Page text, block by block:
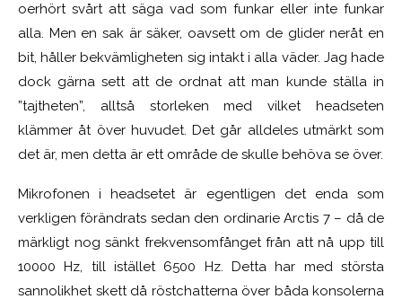
oerhört svårt att säga vad som funkar eller inte funkar
alla. Men en sak är säker, oavsett om de glider neråt en
bit, håller bekvämligheten sig intakt i alla väder. Jag hade
dock gärna sett att de ordnat att man kunde ställa in
”tajtheten”, alltså storleken med vilket headseten
klämmer åt över huvudet. Det går alldeles utmärkt som
det är, men detta är ett område de skulle behöva se över.
Mikrofonen i headsetet är egentligen det enda som
verkligen förändrats sedan den ordinarie Arctis 7 – då de
märkligt nog sänkt frekvensomfånget från att nå upp till
10000 Hz, till istället 6500 Hz. Detta har med största
sannolikhet skett då röstchatterna över båda konsolerna